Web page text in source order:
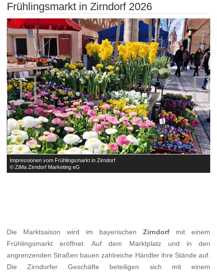
Frühlingsmarkt in Zirndorf 2026
Impressionen vom Frühlingsmarkt in Zirndorf
© ZiMa Zirndorf Marketing eG
 
Die Marktsaison wird im bayerischen Zirndorfmit einem
Frühlingsmarkt eröffnet. Auf dem Marktplatz und in den
angrenzenden Straßen bauen zahlreiche Händler ihre Stände auf.
Die Zirndorfer Geschäfte beteiligen sich mit einem